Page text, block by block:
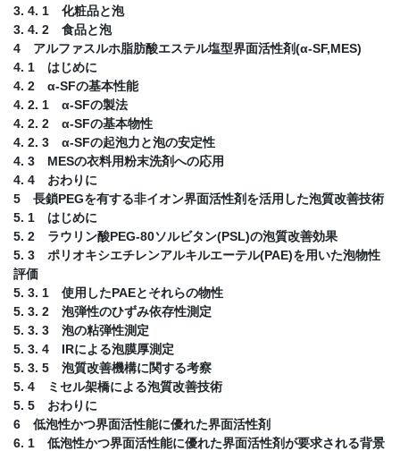
3. 4. 1 化粧品と泡
3. 4. 2 食品と泡
4 アルファスルホ脂肪酸エステル塩型界面活性剤(α-SF,MES)
4. 1 はじめに
4. 2 α-SFの基本性能
4. 2. 1 α-SFの製法
4. 2. 2 α-SFの基本物性
4. 2. 3 α-SFの起泡力と泡の安定性
4. 3 MESの衣料用粉末洗剤への応用
4. 4 おわりに
5 長鎖PEGを有する非イオン界面活性剤を活用した泡質改善技術
5. 1 はじめに
5. 2 ラウリン酸PEG-80ソルビタン(PSL)の泡質改善効果
5. 3 ポリオキシエチレンアルキルエーテル(PAE)を用いた泡物性
評価
5. 3. 1 使用したPAEとそれらの物性
5. 3. 2 泡弾性のひずみ依存性測定
5. 3. 3 泡の粘弾性測定
5. 3. 4 IRによる泡膜厚測定
5. 3. 5 泡質改善機構に関する考察
5. 4 ミセル架橋による泡質改善技術
5. 5 おわりに
6 低泡性かつ界面活性能に優れた界面活性剤
6. 1 低泡性かつ界面活性能に優れた界面活性剤が要求される背景